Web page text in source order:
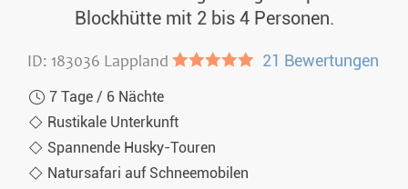
Blockhütte mit 2 bis 4 Personen.
ID: 183036 Lappland ●●●●● 21 Bewertungen
7 Tage / 6 Nächte
Rustikale Unterkunft
Spannende Husky-Touren
Natursafari auf Schneemobilen